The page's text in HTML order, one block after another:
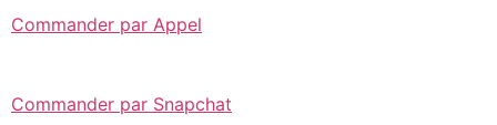
Commander par Appel
Commander par Snapchat